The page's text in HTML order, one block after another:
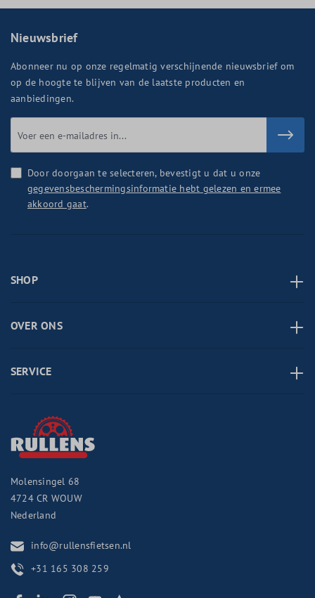
Nieuwsbrief
Abonneer nu op onze regelmatig verschijnende nieuwsbrief om
op de hoogte te blijven van de laatste producten en
aanbiedingen.
Door doorgaan te selecteren, bevestigt u dat u onze
gegevensbeschermingsinformatie hebt gelezen en ermee
akkoord gaat.
SHOP
OVER ONS
SERVICE
Molensingel 68
4724 CR WOUW
Nederland
info@rullensfietsen.nl
+31 165 308 259